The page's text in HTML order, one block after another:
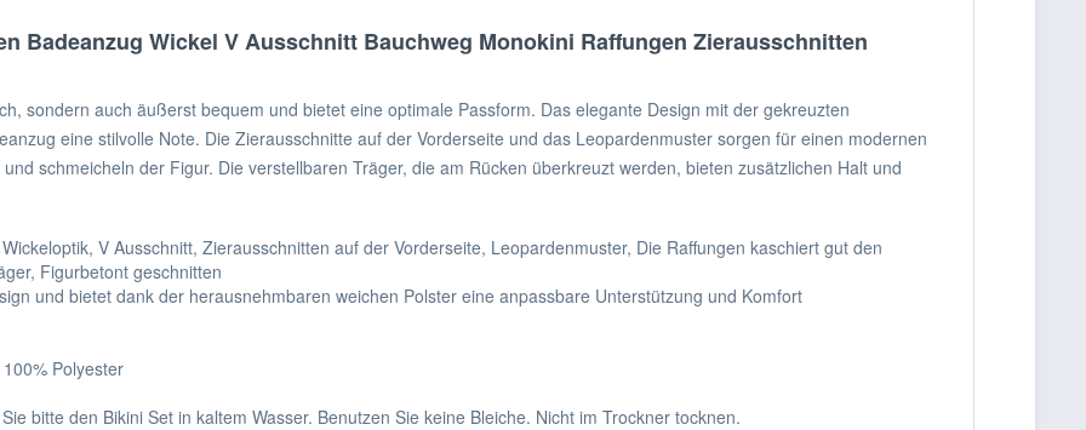
Badeanzug Wickel V Ausschnitt Bauchweg Monokini Raffungen Zierausschnitten
sondern auch äußerst bequem und bietet eine optimale Passform. Das elegante Design mit der gekreuzten
eine stilvolle Note. Die Zierausschnitte auf der Vorderseite und das Leopardenmuster sorgen für einen modernen
schmeicheln der Figur. Die verstellbaren Träger, die am Rücken überkreuzt werden, bieten zusätzlichen Halt und
V Ausschnitt, Zierausschnitten auf der Vorderseite, Leopardenmuster, Die Raffungen kaschiert gut den
Figurbetont geschnitten
und bietet dank der herausnehmbaren weichen Polster eine anpassbare Unterstützung und Komfort
Polyester
bitte den Bikini Set in kaltem Wasser. Benutzen Sie keine Bleiche. Nicht im Trockner tocknen.